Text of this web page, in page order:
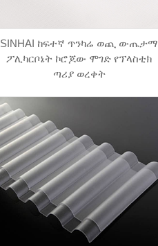
SINHAI ከፍተኛ ጥንካሬ ወጪ ውጤታማ
ፖሊካርቦኔት ኮሮጆው ሞገድ የፕላስቲክ
ጣሪያ ወረቀት